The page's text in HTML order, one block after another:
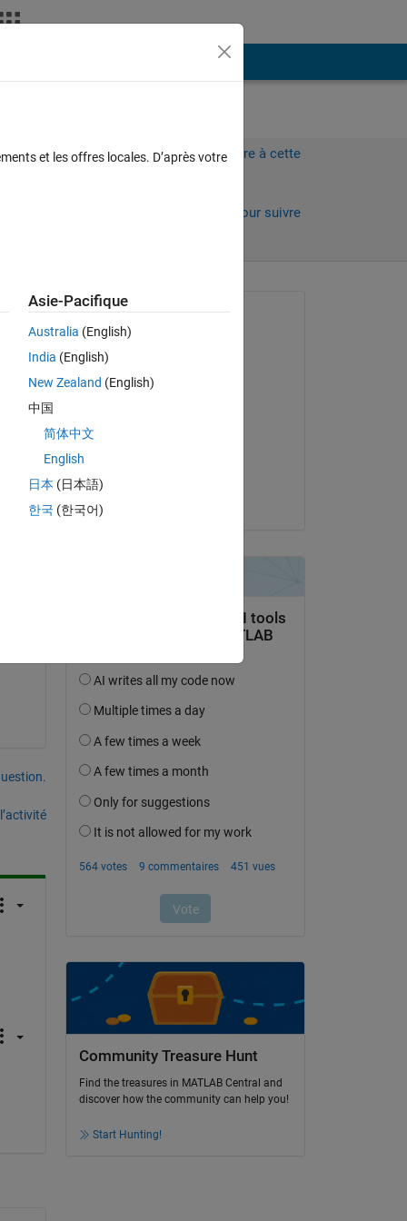
Connectez-vous pour répondre à cette
Connectez-vous pour suivre
Matlab Pro
le 20 Juin 2024
le 23 Juin 2024
Acceptée :
Community Treasure Hunt
Find the treasures in MATLAB Central and
discover how the community can help you!
Start Hunting!
et les offres locales. D’après votre
Asie-Pacifique
Australia (English)
India (English)
New Zealand (English)
中国
简体中文
English
日本 (日本語)
한국 (한국어)